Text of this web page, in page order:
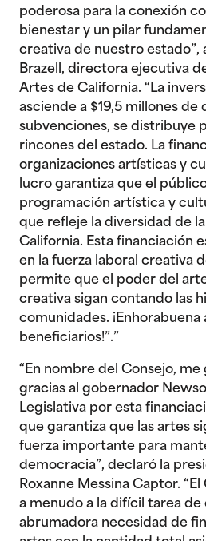
poderosa para la conexión
bienestar y un pilar
creativa de nuestro estado”,
Brazell, directora ejecutiva
Artes de California. “La
asciende a $19,5 millones de
subvenciones, se distribuye
rincones del estado. La
organizaciones artísticas y
lucro garantiza que el
programación artística y
que refleje la diversidad de
California. Esta financiación
en la fuerza laboral creativa
permite que el poder del
creativa sigan contando las
comunidades. ¡Enhorabuena
beneficiarios!”.”
“En nombre del Consejo, me
gracias al gobernador
Legislativa por esta
que garantiza que las artes
fuerza importante para
democracia”, declaró la
Roxanne Messina Captor.
a menudo a la difícil tarea de
abrumadora necesidad de